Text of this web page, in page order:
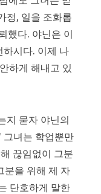
정, 일을 조화롭
했다. 야닌은 이
시다. 이제 나
하게 해내고 있
지 묻자 야닌의
녀는 학업뿐만
끊임없이 그분
분을 위해 제 자
단호하게 말한